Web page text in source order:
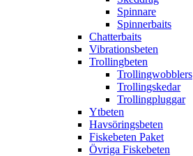
Spinnare
Spinnerbaits
Chatterbaits
Vibrationsbeten
Trollingbeten
Trollingwobblers
Trollingskedar
Trollingpluggar
Ytbeten
Havsöringsbeten
Fiskebeten Paket
Övriga Fiskebeten